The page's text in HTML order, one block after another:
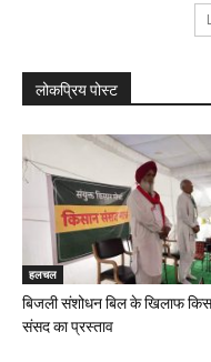
लोकप्रिय पोस्ट
हलचल
बिजली संशोधन बिल के खिलाफ
संसद का प्रस्ताव